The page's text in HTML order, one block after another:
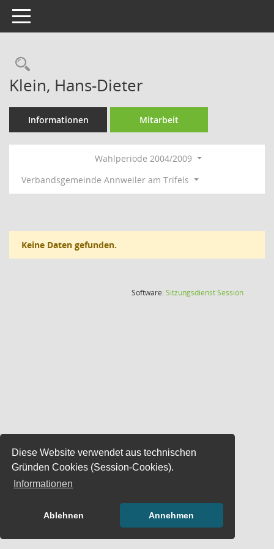
Diese Website verwendet aus technischen
Gründen Cookies (Session-Cookies).
Informationen
Ablehnen Annehmen
Toggle navigation
Rechercheauswahl
Klein, Hans-Dieter
Informationen Mitarbeit
Wahlperiode 2004/2009
Verbandsgemeinde Annweiler am Trifels
Keine Daten gefunden.
Software:SitzungsdienstSession(Wird in